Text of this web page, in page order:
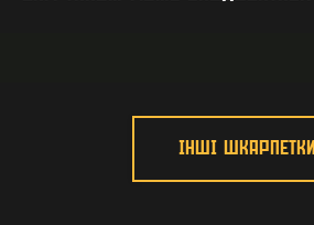
ІНШІ ШКАРПЕТКИ